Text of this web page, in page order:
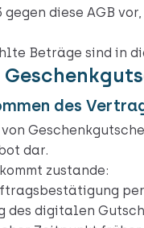
diese AGB
Beträge sind in
des
dar.
zustande:
des digitalen